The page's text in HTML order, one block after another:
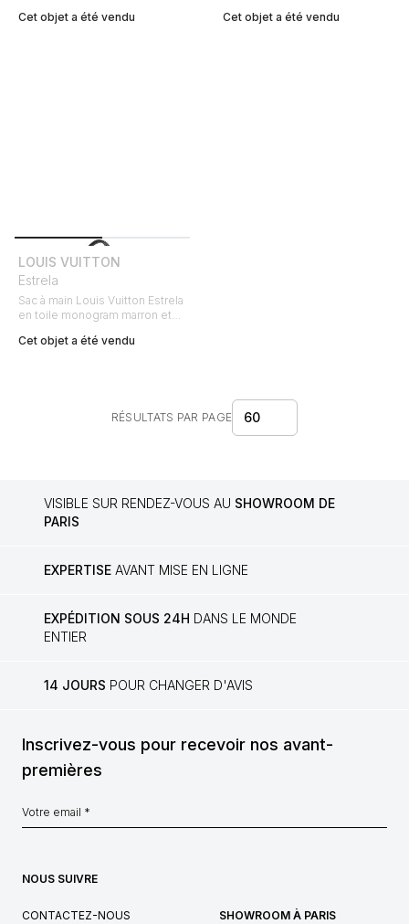
Cet objet a été vendu
Cet objet a été vendu
LOUIS VUITTON
Estrela
Sac à main Louis Vuitton Estrela
en toile monogram marron et
Cet objet a été vendu
RÉSULTATS PAR PAGE 60
VISIBLE SUR RENDEZ-VOUS AU SHOWROOM DE
PARIS
EXPERTISE AVANT MISE EN LIGNE
EXPÉDITION SOUS 24H DANS LE MONDE
ENTIER
14 JOURS POUR CHANGER D'AVIS
Inscrivez-vous pour recevoir nos avant-
premières
NOUS SUIVRE
CONTACTEZ-NOUS
SHOWROOM À PARIS